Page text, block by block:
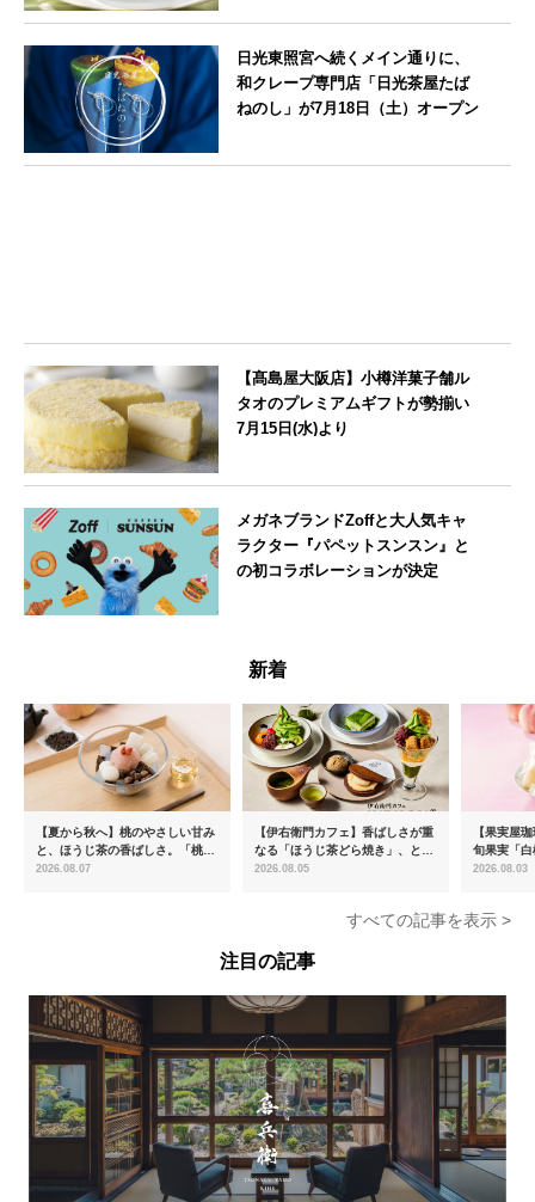
日光東照宮へ続くメイン通りに、
和クレープ専門店「日光茶屋たば
ねのし」が7月18日（土）オープン
【髙島屋大阪店】小樽洋菓子舗ル
タオのプレミアムギフトが勢揃い
7月15日(水)より
メガネブランドZoffと大人気キャ
ラクター『パペットスンスン』と
の初コラボレーションが決定
新着
【夏から秋へ】桃のやさしい甘み
と、ほうじ茶の香ばしさ。「桃と
ほうじ茶のあんみつ」を8月中旬
2026.08.07
【伊右衛門カフェ】香ばしさが重
なる「ほうじ茶どら焼き」、とろ
ける「宇治抹茶ティラミス」が新
2026.08.05
【果実屋
旬果実「
限定販売
2026.08.03
すべての記事を表示 >
注目の記事